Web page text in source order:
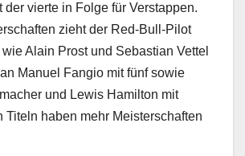
der vierte in Folge für Verstappen.
zieht der Red-Bull-Pilot
Alain Prost und Sebastian Vettel
Manuel Fangio mit fünf sowie
und Lewis Hamilton mit
Titeln haben mehr Meisterschaften